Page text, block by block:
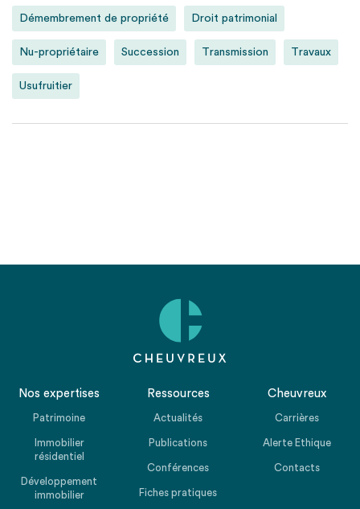
Démembrement de propriété Droit patrimonial
Nu-propriétaire Succession Transmission Travaux
Usufruitier
Nos expertises
Patrimoine
Immobilier
résidentiel
Développement
immobilier
Ressources
Actualités
Publications
Conférences
Fiches pratiques
Cheuvreux
Carrières
Alerte Ethique
Contacts